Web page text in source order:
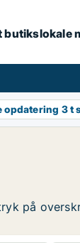
butikslokale
opdatering 3 t
på